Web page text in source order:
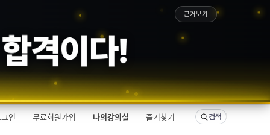
합격이다!
근거보기
인 무료회원가입 나의강의실 즐겨찾기